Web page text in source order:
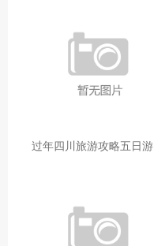
过年四川旅游攻略五日游